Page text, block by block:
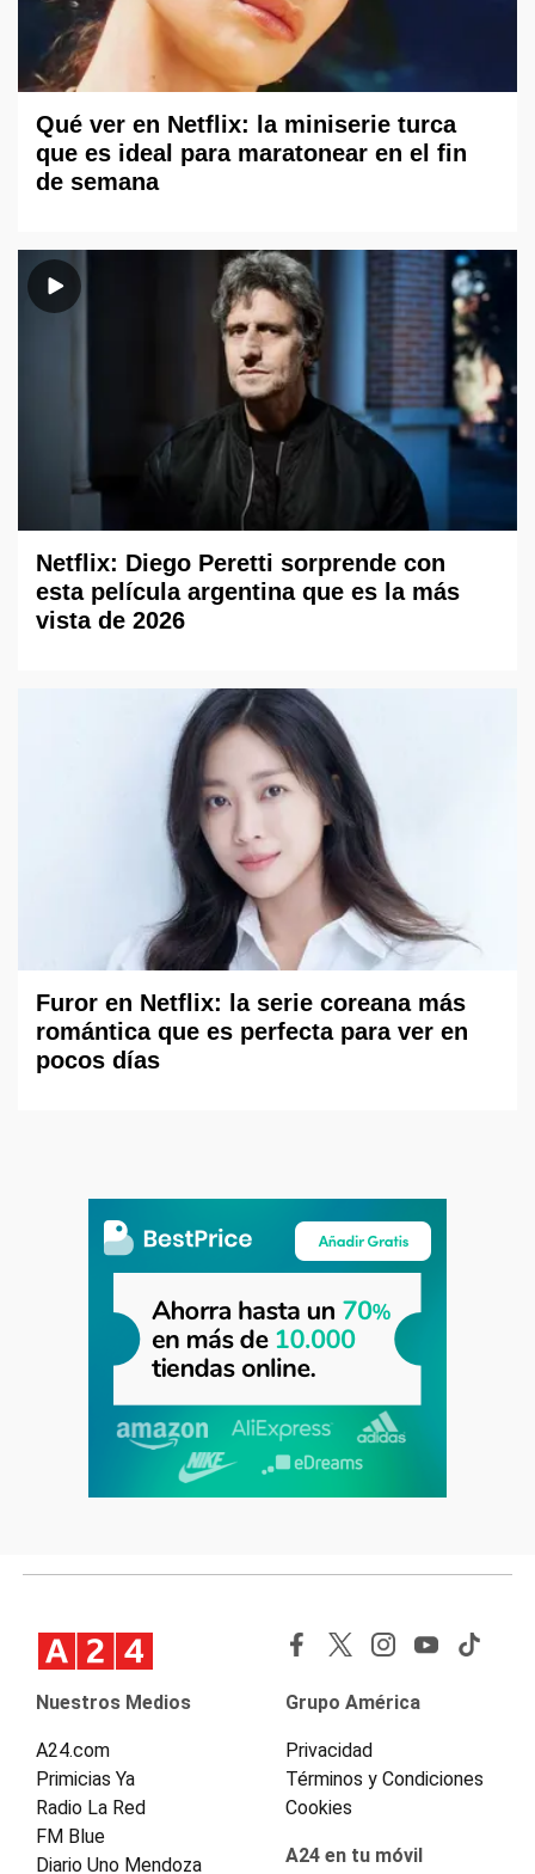
Qué ver en Netflix: la miniserie turca
que es ideal para maratonear en el fin
de semana
Netflix: Diego Peretti sorprende con
esta película argentina que es la más
vista de 2026
Furor en Netflix: la serie coreana más
romántica que es perfecta para ver en
pocos días
Nuestros Medios
A24.com
Primicias Ya
Radio La Red
FM Blue
Diario Uno Mendoza
Grupo América
Privacidad
Términos y Condiciones
Cookies
A24 en tu móvil